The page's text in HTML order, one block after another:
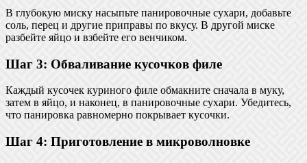
В глубокую миску насыпьте панировочные сухари, добавьте
соль, перец и другие приправы по вкусу. В другой миске
разбейте яйцо и взбейте его венчиком.
Шаг 3: Обваливание кусочков филе
Каждый кусочек куриного филе обмакните сначала в муку,
затем в яйцо, и наконец, в панировочные сухари. Убедитесь,
что панировка равномерно покрывает кусочки.
Шаг 4: Приготовление в микроволновке